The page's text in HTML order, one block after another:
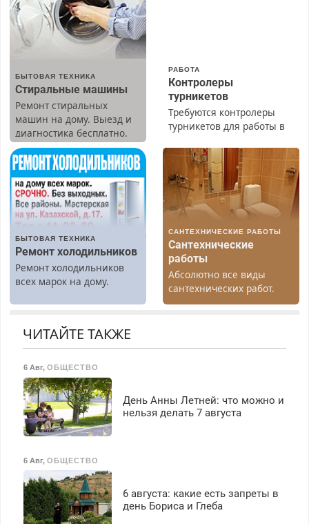
БЫТОВАЯ ТЕХНИКА
Стиральные машины
Ремонт стиральных
машин на дому. Выезд и
диагностика бесплатно.
Предусмотрены скидки.
РАБОТА
Контролеры
турникетов
Требуются контролеры
турникетов для работы в
(мужчины, женщины).
Прием по ТК РФ. График
работы любой.
Бесплатное проживание.
З/п – до 96000 рублей до
Ежемесячно
выплачивается денежная
премия. Возможно
бесплатное обучение,
получение документов,
работа инспектором по
125000 руб.
БЫТОВАЯ ТЕХНИКА
Ремонт холодильников
Ремонт холодильников
всех марок на дому.
САНТЕХНИЧЕСКИЕ РАБОТЫ
Сантехнические
работы
Абсолютно все виды
сантехнических работ.
Быстро. Качественно.
ЧИТАЙТЕ ТАКЖЕ
6 Авг, ОБЩЕСТВО
День Анны Летней: что можно и
нельзя делать 7 августа
6 Авг, ОБЩЕСТВО
6 августа: какие есть запреты в
день Бориса и Глеба